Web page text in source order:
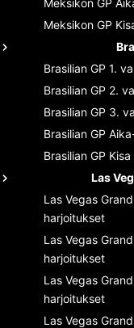
Meksikon GP
Brasilian GP 1.
Brasilian GP 2.
Brasilian GP 3.
Brasilian GP
Brasilian GP Kisa
Las
Las Vegas
harjoitukset
Las Vegas
harjoitukset
Las Vegas
harjoitukset
Las Vegas